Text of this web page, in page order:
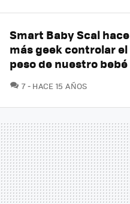
Smart Baby Scal hace
más geek controlar el
peso de nuestro bebé
7COMENTARIOS
HACE 15 AÑOS